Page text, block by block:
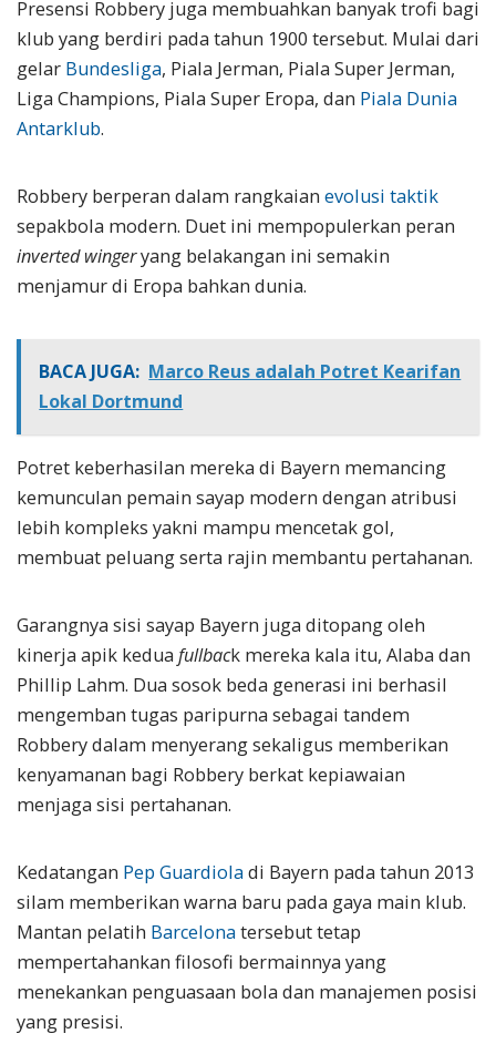
Presensi Robbery juga membuahkan banyak trofi bagi
klub yang berdiri pada tahun 1900 tersebut. Mulai dari
gelar Bundesliga, Piala Jerman, Piala Super Jerman,
Liga Champions, Piala Super Eropa, dan Piala Dunia
Antarklub.
Robbery berperan dalam rangkaian evolusi taktik
sepakbola modern. Duet ini mempopulerkan peran
inverted wingeryang belakangan ini semakin
menjamur di Eropa bahkan dunia.
BACA JUGA: Marco Reus adalah Potret Kearifan
Lokal Dortmund
Potret keberhasilan mereka di Bayern memancing
kemunculan pemain sayap modern dengan atribusi
lebih kompleks yakni mampu mencetak gol,
membuat peluang serta rajin membantu pertahanan.
Garangnya sisi sayap Bayern juga ditopang oleh
kinerja apik kedua fullback mereka kala itu, Alaba dan
Phillip Lahm. Dua sosok beda generasi ini berhasil
mengemban tugas paripurna sebagai tandem
Robbery dalam menyerang sekaligus memberikan
kenyamanan bagi Robbery berkat kepiawaian
menjaga sisi pertahanan.
Kedatangan Pep Guardioladi Bayern pada tahun 2013
silam memberikan warna baru pada gaya main klub.
Mantan pelatih Barcelonatersebut tetap
mempertahankan filosofi bermainnya yang
menekankan penguasaan bola dan manajemen posisi
yang presisi.